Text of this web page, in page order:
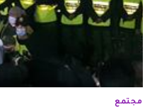
مجتمع